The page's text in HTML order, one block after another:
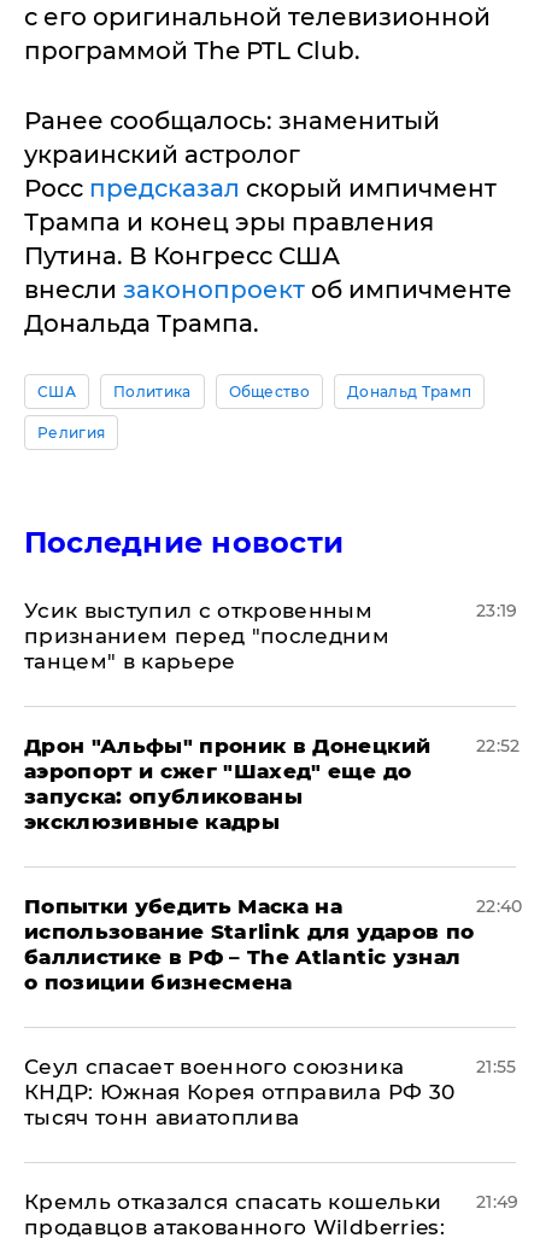
с его оригинальной телевизионной
программой The PTL Club.
Ранее сообщалось: знаменитый
украинский астролог
Росс предсказал скорый импичмент
Трампа и конец эры правления
Путина. В Конгресс США
внесли законопроект об импичменте
Дональда Трампа.
США Политика Общество Дональд Трамп
Религия
Последние новости
Усик выступил с откровенным
признанием перед "последним
танцем" в карьере
23:19
Дрон "Альфы" проник в Донецкий
аэропорт и сжег "Шахед" еще до
запуска: опубликованы
эксклюзивные кадры
22:52
Попытки убедить Маска на
использование Starlink для ударов по
баллистике в РФ – The Atlantic узнал
о позиции бизнесмена
22:40
​Сеул спасает военного союзника
КНДР: Южная Корея отправила РФ 30
тысяч тонн авиатоплива
21:55
Кремль отказался спасать кошельки
продавцов атакованного Wildberries:
21:49